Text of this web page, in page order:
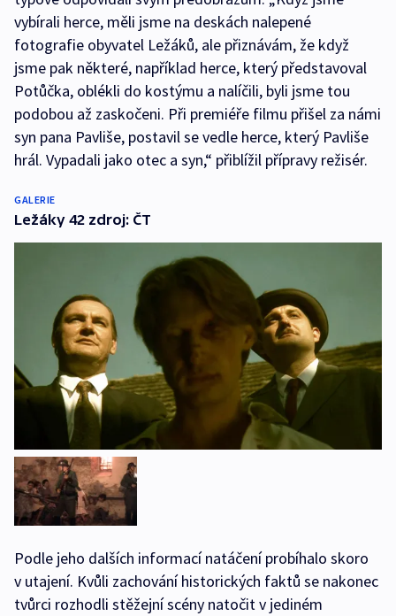
vybírali herce, měli jsme na deskách nalepené
fotografie obyvatel Ležáků, ale přiznávám, že když
jsme pak některé, například herce, který představoval
Potůčka, oblékli do kostýmu a nalíčili, byli jsme tou
podobou až zaskočeni. Při premiéře filmu přišel za námi
syn pana Pavliše, postavil se vedle herce, který Pavliše
hrál. Vypadali jako otec a syn,“ přiblížil přípravy režisér.
GALERIE
Ležáky 42 zdroj: ČT
Podle jeho dalších informací natáčení probíhalo skoro
v utajení. Kvůli zachování historických faktů se nakonec
tvůrci rozhodli stěžejní scény natočit v jediném